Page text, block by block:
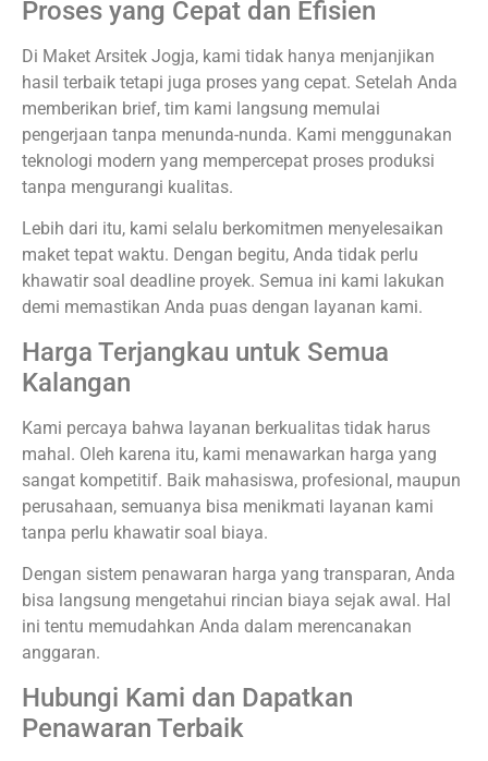
Proses yang Cepat dan Efisien
Di Maket Arsitek Jogja, kami tidak hanya menjanjikan
hasil terbaik tetapi juga proses yang cepat. Setelah Anda
memberikan brief, tim kami langsung memulai
pengerjaan tanpa menunda-nunda. Kami menggunakan
teknologi modern yang mempercepat proses produksi
tanpa mengurangi kualitas.
Lebih dari itu, kami selalu berkomitmen menyelesaikan
maket tepat waktu. Dengan begitu, Anda tidak perlu
khawatir soal deadline proyek. Semua ini kami lakukan
demi memastikan Anda puas dengan layanan kami.
Harga Terjangkau untuk Semua
Kalangan
Kami percaya bahwa layanan berkualitas tidak harus
mahal. Oleh karena itu, kami menawarkan harga yang
sangat kompetitif. Baik mahasiswa, profesional, maupun
perusahaan, semuanya bisa menikmati layanan kami
tanpa perlu khawatir soal biaya.
Dengan sistem penawaran harga yang transparan, Anda
bisa langsung mengetahui rincian biaya sejak awal. Hal
ini tentu memudahkan Anda dalam merencanakan
anggaran.
Hubungi Kami dan Dapatkan
Penawaran Terbaik